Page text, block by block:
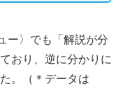
ー〉でも「解説が分
おり、逆に分かりに
。（＊データは